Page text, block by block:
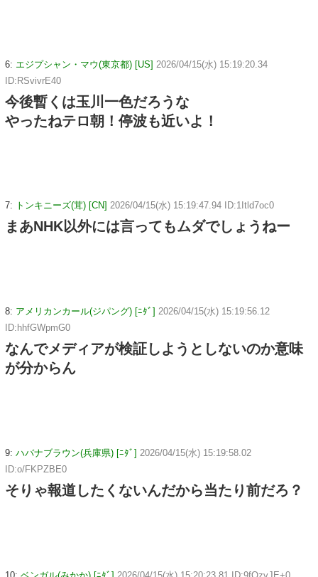
6: エジプシャン・マウ(東京都) [US] 2026/04/15(水) 15:19:20.34
ID:RSvivrE40
今後暫くは玉川一色だろうな
やったねテロ朝！停波も近いよ！
7: トンキニーズ(茸) [CN] 2026/04/15(水) 15:19:47.94 ID:1Itld7oc0
まあNHK以外には言ってもムダでしょうねー
8: アメリカンカール(ジパング) [ﾆﾀﾞ] 2026/04/15(水) 15:19:56.12
ID:hhfGWpmG0
なんでメディアが検証しようとしないのか意味
が分からん
9: ハバナブラウン(兵庫県) [ﾆﾀﾞ] 2026/04/15(水) 15:19:58.02
ID:o/FKPZBE0
そりゃ報道したくないんだから当たり前だろ？